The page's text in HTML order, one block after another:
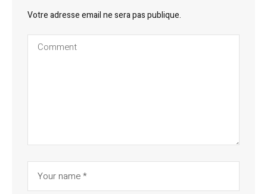
Votre adresse email ne sera pas publique.